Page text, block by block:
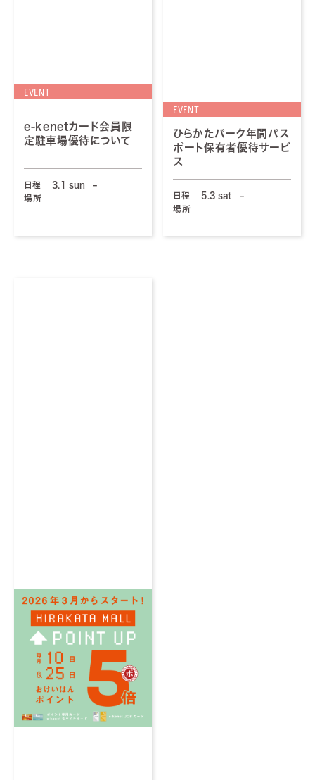
EVENT
e-kenetカード会員限
定駐車場優待について
日程 3.1 sun
–
場所
EVENT
ひらかたパーク年間パス
ポート保有者優待サービ
ス
日程 5.3 sat
–
場所